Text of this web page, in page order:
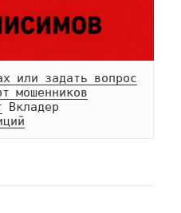
или задать вопрос
мошенников